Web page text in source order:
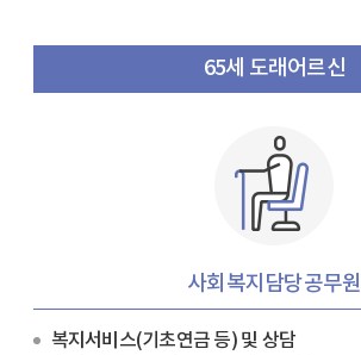
65세 도래어르신
사회복지담당공무원
복지서비스(기초연금 등) 및 상담